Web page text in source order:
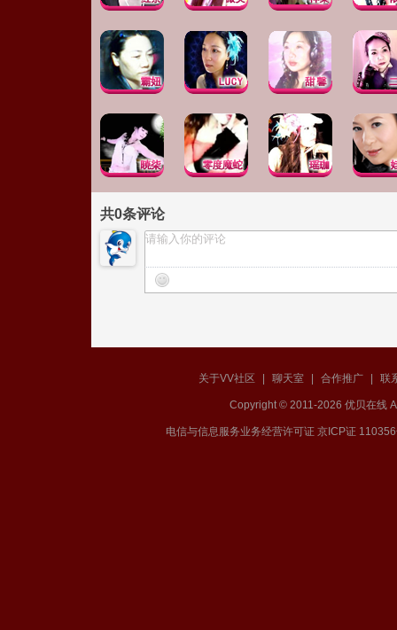
共0条评论
关于VV社区 聊天室 合作推广 联
Copyright © 2011-2026 优贝在线
电信与信息服务业务经营许可证 京ICP证